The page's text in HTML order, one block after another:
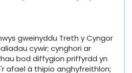
gweinyddu Treth y Cyngor
cywir; cynghori ar
bod diffygion priffyrdd yn
afael â thipio anghyfreithlon;